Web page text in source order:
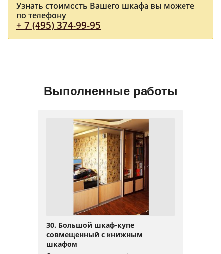
Узнать стоимость Вашего шкафа вы можете
по телефону
+ 7 (495) 374-99-95
Выполненные работы
30. Большой шкаф-купе
совмещенный с книжным
шкафом